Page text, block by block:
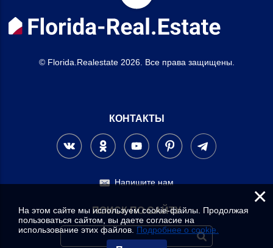
© Florida.Realestate 2026. Все права защищены.
КОНТАКТЫ
Напишите нам
ПОИСК ПО САЙТУ
×
На этом сайте мы используем cookie-файлы. Продолжая
пользоваться сайтом, вы даете согласие на
использование этих файлов. Подробнее о cookie.